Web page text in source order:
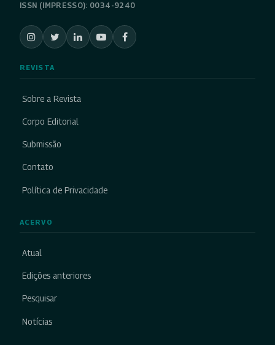
ISSN (IMPRESSO): 0034-9240
REVISTA
Sobre a Revista
Corpo Editorial
Submissão
Contato
Política de Privacidade
ACERVO
Atual
Edições anteriores
Pesquisar
Notícias